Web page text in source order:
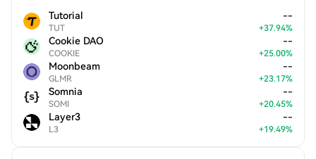
Tutorial
TUT
--
+37.94%
Cookie DAO
COOKIE
--
+25.00%
Moonbeam
GLMR
--
+23.17%
Somnia
SOMI
--
+20.45%
Layer3
L3
--
+19.49%